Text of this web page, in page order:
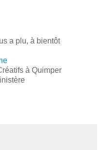
a plu, à bientôt
à Quimper